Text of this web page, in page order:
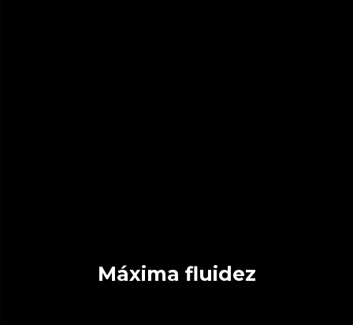
Máxima fluidez